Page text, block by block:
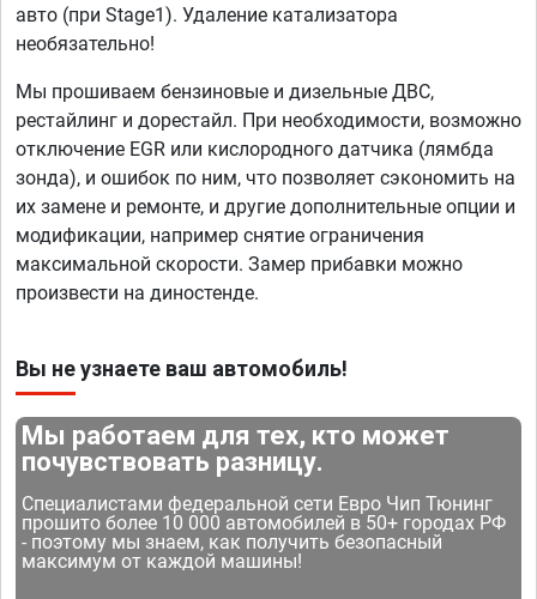
авто (при Stage1). Удаление катализатора
необязательно!
Мы прошиваем бензиновые и дизельные ДВС,
рестайлинг и дорестайл. При необходимости, возможно
отключение EGR или кислородного датчика (лямбда
зонда), и ошибок по ним, что позволяет сэкономить на
их замене и ремонте, и другие дополнительные опции и
модификации, например снятие ограничения
максимальной скорости. Замер прибавки можно
произвести на диностенде.
Вы не узнаете ваш автомобиль!
Мы работаем для тех, кто может
почувствовать разницу.
Специалистами федеральной сети Евро Чип Тюнинг
прошито более 10 000 автомобилей в 50+ городах РФ
- поэтому мы знаем, как получить безопасный
максимум от каждой машины!